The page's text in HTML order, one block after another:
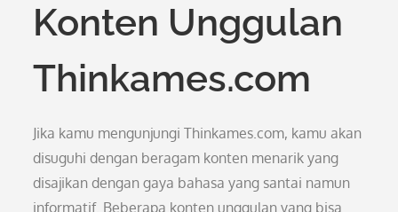
Konten Unggulan
Thinkames.com
Jika kamu mengunjungi Thinkames.com, kamu akan
disuguhi dengan beragam konten menarik yang
disajikan dengan gaya bahasa yang santai namun
informatif. Beberapa konten unggulan yang bisa